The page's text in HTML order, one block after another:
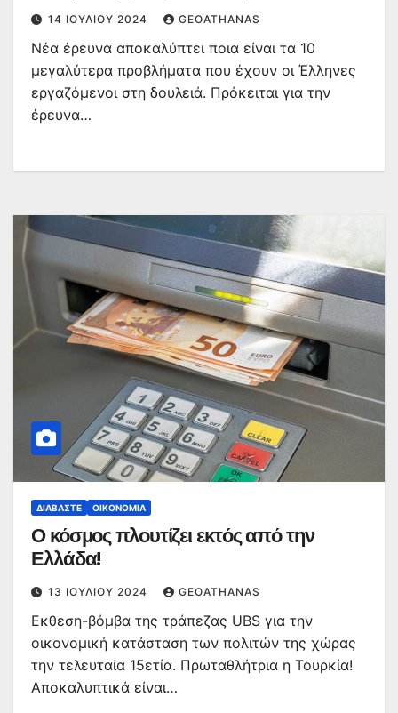
14 ΙΟΥΛΊΟΥ 2024 GEOATHANAS
Νέα έρευνα αποκαλύπτει ποια είναι τα 10
μεγαλύτερα προβλήματα που έχουν οι Έλληνες
εργαζόμενοι στη δουλειά. Πρόκειται για την
έρευνα…
ΔΙΑΒΆΣΤΕ ΟΙΚΟΝΟΜΊΑ
Ο κόσμος πλουτίζει εκτός από την
Ελλάδα!
13 ΙΟΥΛΊΟΥ 2024 GEOATHANAS
Εκθεση-βόμβα της τράπεζας UBS για την
οικονομική κατάσταση των πολιτών της χώρας
την τελευταία 15ετία. Πρωταθλήτρια η Τουρκία!
Αποκαλυπτικά είναι…